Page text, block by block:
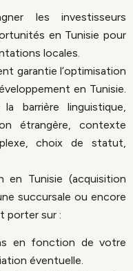
les investisseurs
en Tunisie pour
locales.
garantie l’optimisation
en Tunisie.
barrière linguistique,
étrangère, contexte
choix de statut,
en Tunisie (acquisition
succursale ou encore
porter sur :
en fonction de votre
éventuelle.